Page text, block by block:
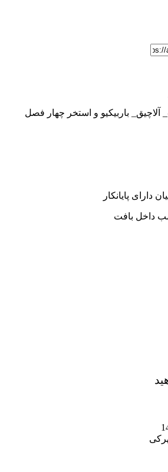
باربیکیو و استخر چهار فصل
پایانکار
داخل بافت